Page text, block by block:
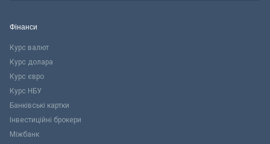
Фінанси
Курс валют
Курс долара
Курс євро
Курс НБУ
Банківські картки
Інвестиційні брокери
Міжбанк